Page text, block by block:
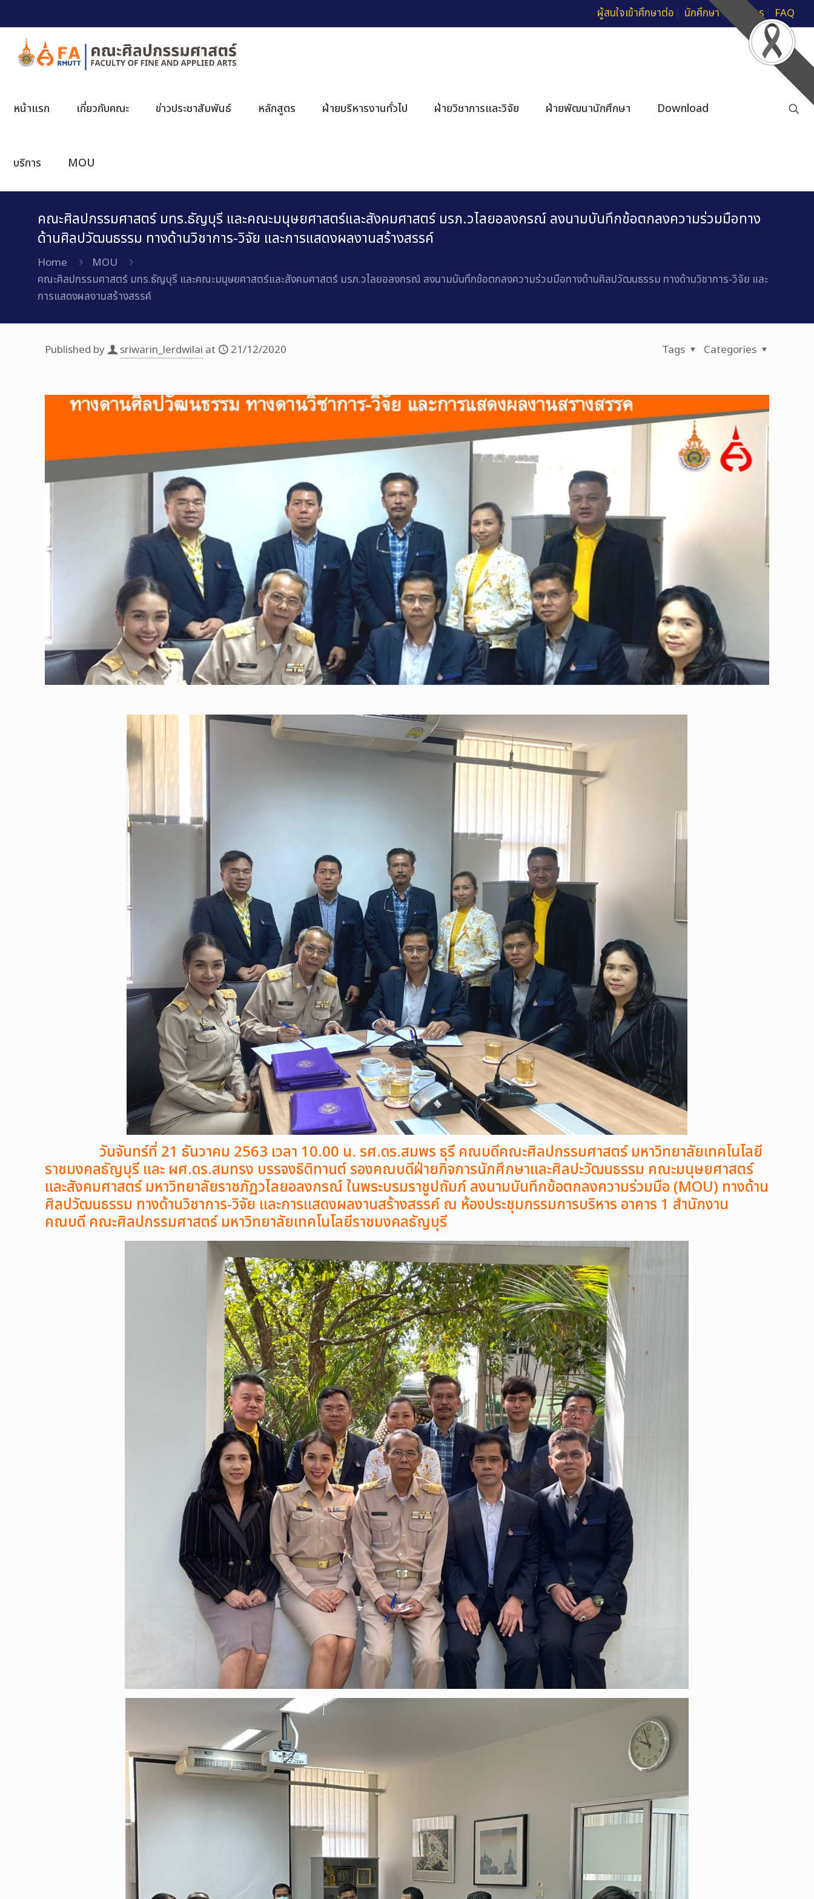
ผู้สนใจเข้าศึกษาต่อ นักศึกษา บุคลากร FAQ
หน้าแรก เกี่ยวกับคณะ ข่าวประชาสัมพันธ์ หลักสูตร ฝ่ายบริหารงานทั่วไป ฝ่ายวิชาการและวิจัย ฝ่ายพัฒนานักศึกษา Download
บริการ MOU
คณะศิลปกรรมศาสตร์ มทร.ธัญบุรี และคณะมนุษยศาสตร์และสังคมศาสตร์ มรภ.วไลยอลงกรณ์ ลงนามบันทึกข้อตกลงความร่วมมือทาง
ด้านศิลปวัฒนธรรม ทางด้านวิชาการ-วิจัย และการแสดงผลงานสร้างสรรค์
Home
MOU
คณะศิลปกรรมศาสตร์ มทร.ธัญบุรี และคณะมนุษยศาสตร์และสังคมศาสตร์ มรภ.วไลยอลงกรณ์ ลงนามบันทึกข้อตกลงความร่วมมือทางด้านศิลปวัฒนธรรม ทางด้านวิชาการ-วิจัย และ
การแสดงผลงานสร้างสรรค์
Published by sriwarin_lerdwilai at 21/12/2020 Categories
Tags
วันจันทร์ที่ 21 ธันวาคม 2563 เวลา 10.00 น. รศ.ดร.สมพร ธุรี คณบดีคณะศิลปกรรมศาสตร์ มหาวิทยาลัยเทคโนโลยี
ราชมงคลธัญบุรี และ ผศ.ดร.สมทรง บรรจงธิติทานต์ รองคณบดีฝ่ายกิจการนักศึกษาและศิลปะวัฒนธรรม คณะมนุษยศาสตร์
และสังคมศาสตร์ มหาวิทยาลัยราชภัฏวไลยอลงกรณ์ ในพระบรมราชูปถัมภ์ ลงนามบันทึกข้อตกลงความร่วมมือ (MOU) ทางด้าน
ศิลปวัฒนธรรม ทางด้านวิชาการ-วิจัย และการแสดงผลงานสร้างสรรค์ ณ ห้องประชุมกรรมการบริหาร อาคาร 1 สำนักงาน
คณบดี คณะศิลปกรรมศาสตร์ มหาวิทยาลัยเทคโนโลยีราชมงคลธัญบุรี